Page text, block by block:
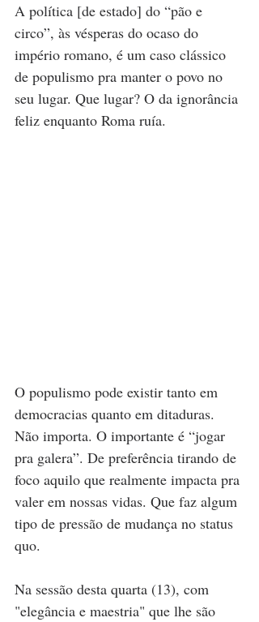
A política [de estado] do “pão e
circo”, às vésperas do ocaso do
império romano, é um caso clássico
de populismo pra manter o povo no
seu lugar. Que lugar? O da ignorância
feliz enquanto Roma ruía.
O populismo pode existir tanto em
democracias quanto em ditaduras.
Não importa. O importante é “jogar
pra galera”. De preferência tirando de
foco aquilo que realmente impacta pra
valer em nossas vidas. Que faz algum
tipo de pressão de mudança no status
quo.
Na sessão desta quarta (13), com
"elegância e maestria" que lhe são